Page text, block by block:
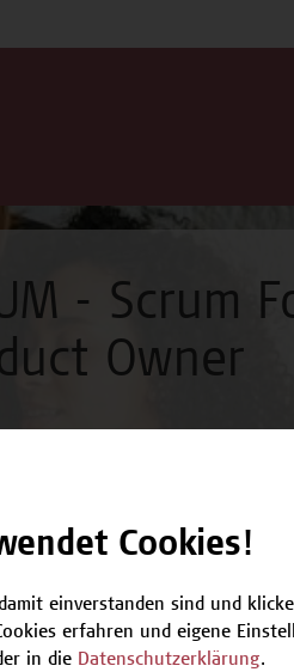
- Scrum
Owner
Cookies!
einverstanden sind und
erfahren und eigene
in die Datenschutzerklärung.